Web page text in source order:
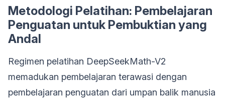
Metodologi Pelatihan: Pembelajaran
Penguatan untuk Pembuktian yang
Andal
Regimen pelatihan DeepSeekMath-V2
memadukan pembelajaran terawasi dengan
pembelajaran penguatan dari umpan balik manusia